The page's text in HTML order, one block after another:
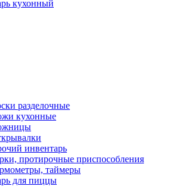
кухонный
разделочные
кухонные
инвентарь
протирочные приспособления
таймеры
для пиццы